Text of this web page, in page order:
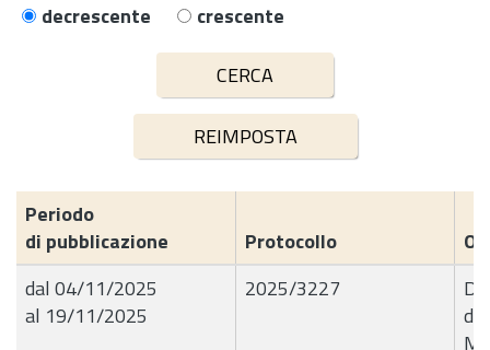
decrescente
crescente
Periodo
di pubblicazione
Protocollo
dal 04/11/2025
al 19/11/2025
2025/3227